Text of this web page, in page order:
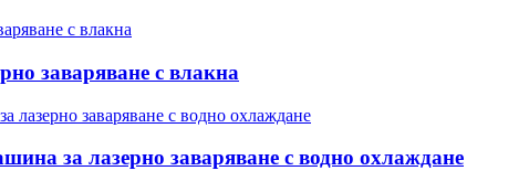
заваряване с влакна
за лазерно заваряване с водно охлаждане